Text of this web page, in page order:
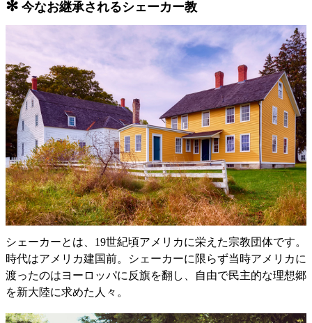
✻ 今なお継承されるシェーカー教
シェーカーとは、19世紀頃アメリカに栄えた宗教団体です。
時代はアメリカ建国前。シェーカーに限らず当時アメリカに
渡ったのはヨーロッパに反旗を翻し、自由で民主的な理想郷
を新大陸に求めた人々。